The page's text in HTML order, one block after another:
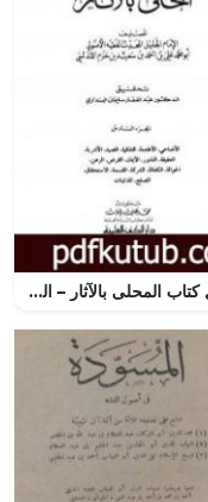
تحميل كتاب المحلى بالآثار – الجزء السادس PDF تأليف ابن حزم الأندلسي مجانا [كامل]